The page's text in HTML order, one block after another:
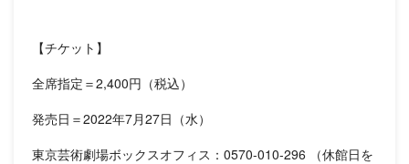
【チケット】
全席指定＝2,400円（税込）
発売日＝2022年7月27日（水）
東京芸術劇場ボックスオフィス：0570-010-296 （休館日を